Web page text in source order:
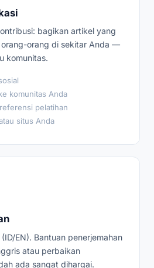
bagikan artikel yang
orang di sekitar Anda —
komunitas.
komunitas Anda
pelatihan
situs Anda
EN). Bantuan penerjemahan
atau perbaikan
ada sangat dihargai.